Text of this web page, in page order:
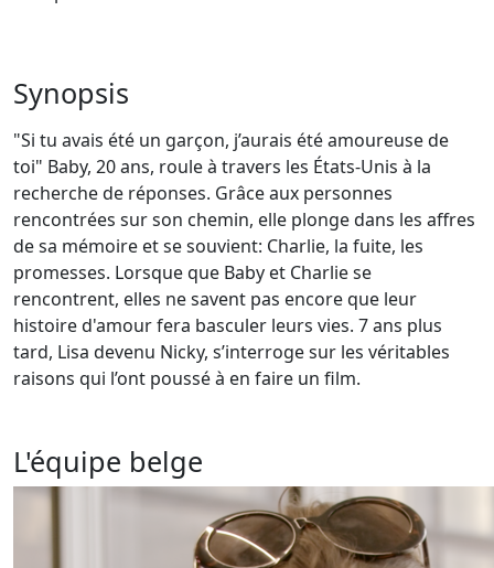
Synopsis
"Si tu avais été un garçon, j’aurais été amoureuse de
toi" Baby, 20 ans, roule à travers les États-Unis à la
recherche de réponses. Grâce aux personnes
rencontrées sur son chemin, elle plonge dans les affres
de sa mémoire et se souvient: Charlie, la fuite, les
promesses. Lorsque que Baby et Charlie se
rencontrent, elles ne savent pas encore que leur
histoire d'amour fera basculer leurs vies. 7 ans plus
tard, Lisa devenu Nicky, s’interroge sur les véritables
raisons qui l’ont poussé à en faire un film.
L'équipe belge